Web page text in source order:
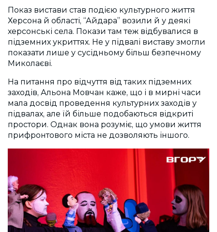
Показ вистави став подією культурного життя
Херсона й області, “Айдара” возили й у деякі
херсонські села. Покази там теж відбувалися в
підземних укриттях. Не у підвалі виставу змогли
показати лише у сусідньому більш безпечному
Миколаєві.
На питання про відчуття від таких підземних
заходів, Альона Мовчан каже, що і в мирні часи
мала досвід проведення культурних заходів у
підвалах, але їй більше подобаються відкриті
простори. Однак вона розуміє, що умови життя
прифронтового міста не дозволяють іншого.